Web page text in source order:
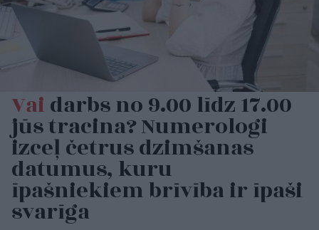
Vaidarbs no 9.00 līdz 17.00
jūs tracina? Numerologi
izceļ četrus dzimšanas
datumus, kuru
īpašniekiem brīvība ir īpaši
svarīga